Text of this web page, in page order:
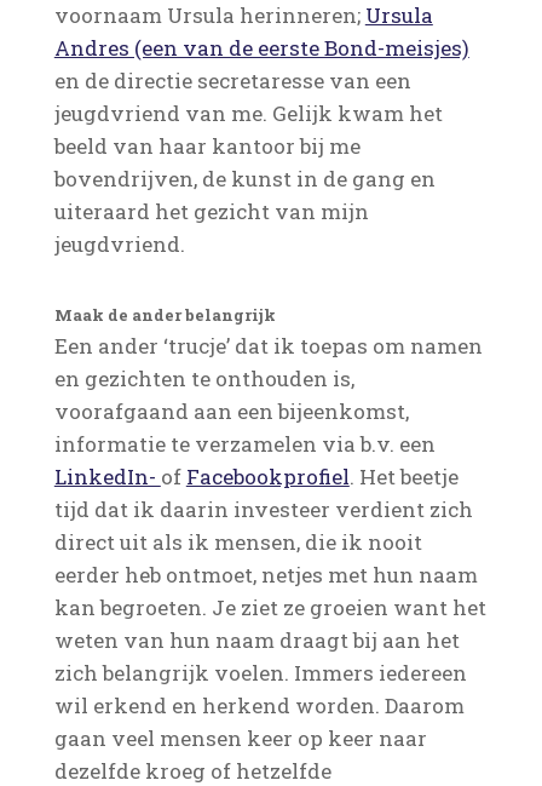
voornaam Ursula herinneren; Ursula
Andres (een van de eerste Bond-meisjes)
en de directie secretaresse van een
jeugdvriend van me. Gelijk kwam het
beeld van haar kantoor bij me
bovendrijven, de kunst in de gang en
uiteraard het gezicht van mijn
jeugdvriend.
Maak de ander belangrijk
Een ander ‘trucje’ dat ik toepas om namen
en gezichten te onthouden is,
voorafgaand aan een bijeenkomst,
informatie te verzamelen via b.v. een
LinkedIn- of Facebookprofiel. Het beetje
tijd dat ik daarin investeer verdient zich
direct uit als ik mensen, die ik nooit
eerder heb ontmoet, netjes met hun naam
kan begroeten. Je ziet ze groeien want het
weten van hun naam draagt bij aan het
zich belangrijk voelen. Immers iedereen
wil erkend en herkend worden. Daarom
gaan veel mensen keer op keer naar
dezelfde kroeg of hetzelfde